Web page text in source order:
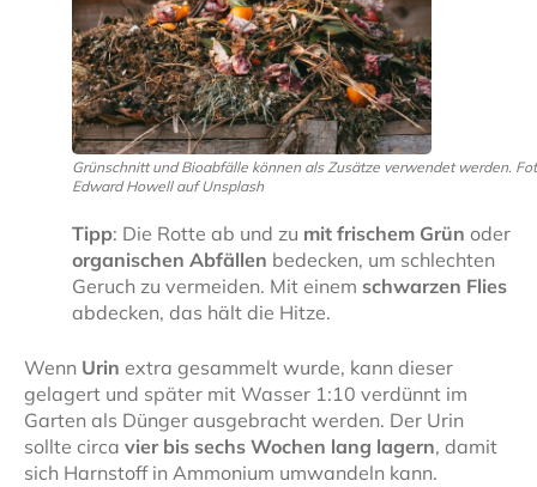
Grünschnitt und Bioabfälle können als Zusätze verwendet werden.
Edward Howell auf Unsplash
Tipp: Die Rotte ab und zu mit frischem Grün oder
organischen Abfällen bedecken, um schlechten
Geruch zu vermeiden. Mit einem schwarzen Flies
abdecken, das hält die Hitze.
Wenn Urin extra gesammelt wurde, kann dieser
gelagert und später mit Wasser 1:10 verdünnt im
Garten als Dünger ausgebracht werden. Der Urin
sollte circa vier bis sechs Wochen lang lagern, damit
sich Harnstoff in Ammonium umwandeln kann.